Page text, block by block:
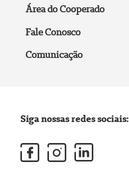
Área do Cooperado
Fale Conosco
Comunicação
Siga nossas redes sociais: